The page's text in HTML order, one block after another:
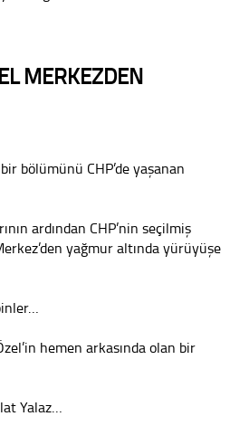
MERKEZDEN
bölümünü CHP’de yaşanan
ardından CHP’nin seçilmiş
yağmur altında yürüyüşe
hemen arkasında olan bir
Yalaz…